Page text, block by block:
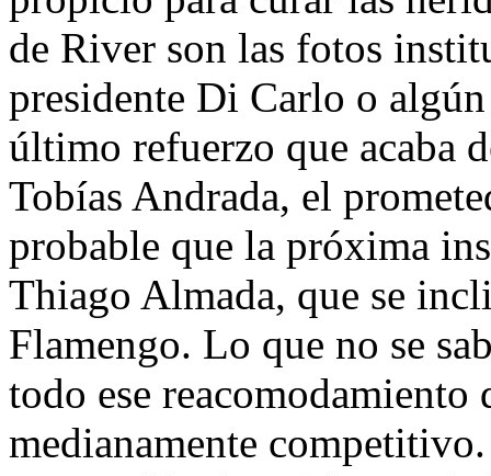
de River son las fotos
presidente Di Carlo o
último refuerzo que acaba
Tobías Andrada, el
probable que la próxima
Thiago Almada, que se
Flamengo. Lo que no se
todo ese
medianamente